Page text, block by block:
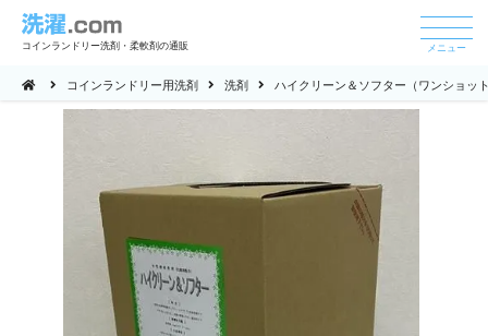
コインランドリー洗剤・柔軟剤の通販 メニュー
コインランドリー用洗剤 洗剤 ハイクリーン＆ソフター（ワンショッ